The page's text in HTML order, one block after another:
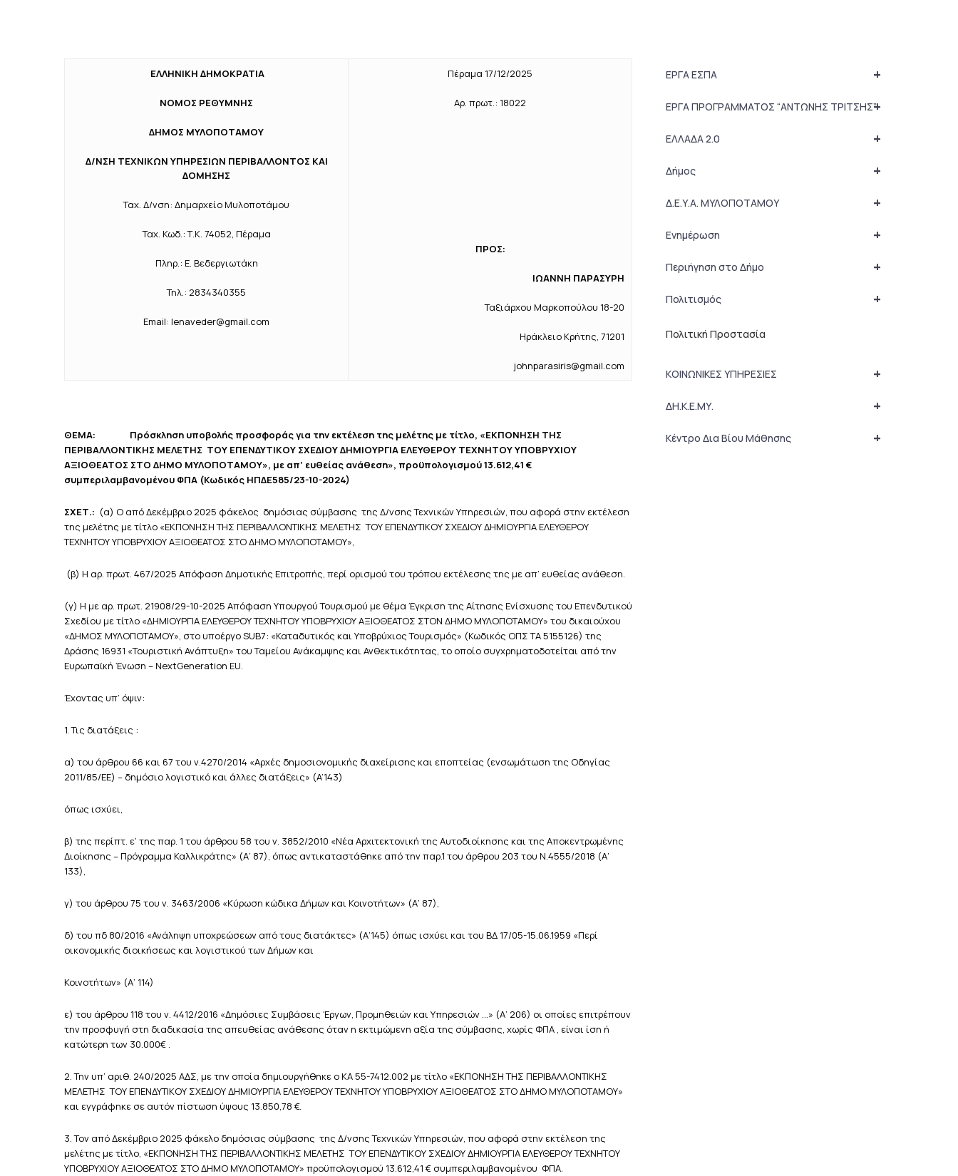
ΕΛΛΗΝΙΚΗ ΔΗΜΟΚΡΑΤΙΑ
ΝΟΜΟΣ ΡΕΘΥΜΝΗΣ
ΔΗΜΟΣ ΜΥΛΟΠΟΤΑΜΟΥ
Δ/ΝΣΗ ΤΕΧΝΙΚΩΝ ΥΠΗΡΕΣΙΩΝ ΠΕΡΙΒΑΛΛΟΝΤΟΣ ΚΑΙ
ΔΟΜΗΣΗΣ
Ταχ. Δ/νση: Δημαρχείο Μυλοποτάμου
Ταχ. Κωδ.: Τ.Κ. 74052, Πέραμα
Πληρ.: Ε. Βεδεργιωτάκη
Τηλ.: 2834340355
Email: lenaveder@gmail.com
Πέραμα 17/12/2025
Αρ. πρωτ.: 18022
ΠΡΟΣ:
ΙΩΑΝΝΗ ΠΑΡΑΣΥΡΗ
Ταξιάρχου Μαρκοπούλου 18-20
Ηράκλειο Κρήτης, 71201
johnparasiris@gmail.com
ΘΕΜΑ: Πρόσκληση υποβολής προσφοράς για την εκτέλεση της μελέτης με τίτλο, «ΕΚΠΟΝΗΣΗ ΤΗΣ
ΠΕΡΙΒΑΛΛΟΝΤΙΚΗΣ ΜΕΛΕΤΗΣ ΤΟΥ ΕΠΕΝΔΥΤΙΚΟΥ ΣΧΕΔΙΟΥ ΔΗΜΙΟΥΡΓΙΑ ΕΛΕΥΘΕΡΟΥ ΤΕΧΝΗΤΟΥ ΥΠΟΒΡΥΧΙΟΥ
ΑΞΙΟΘΕΑΤΟΣ ΣΤΟ ΔΗΜΟ ΜΥΛΟΠΟΤΑΜΟΥ», με απ’ ευθείας ανάθεση», προϋπολογισμού 13.612,41 €
συμπεριλαμβανομένου ΦΠΑ (Κωδικός ΗΠΔΕ585/23-10-2024)
ΣΧΕΤ.: (α) Ο από Δεκέμβριο 2025 φάκελος δημόσιας σύμβασης της Δ/νσης Τεχνικών Υπηρεσιών, που αφορά στην εκτέλεση
της μελέτης με τίτλο «ΕΚΠΟΝΗΣΗ ΤΗΣ ΠΕΡΙΒΑΛΛΟΝΤΙΚΗΣ ΜΕΛΕΤΗΣ ΤΟΥ ΕΠΕΝΔΥΤΙΚΟΥ ΣΧΕΔΙΟΥ ΔΗΜΙΟΥΡΓΙΑ ΕΛΕΥΘΕΡΟΥ
ΤΕΧΝΗΤΟΥ ΥΠΟΒΡΥΧΙΟΥ ΑΞΙΟΘΕΑΤΟΣ ΣΤΟ ΔΗΜΟ ΜΥΛΟΠΟΤΑΜΟΥ»,
(β) Η αρ. πρωτ. 467/2025 Απόφαση Δημοτικής Επιτροπής, περί ορισμού του τρόπου εκτέλεσης της με απ’ ευθείας ανάθεση.
(γ) Η με αρ. πρωτ. 21908/29-10-2025 Απόφαση Υπουργού Τουρισμού με θέμα Έγκριση της Αίτησης Ενίσχυσης του Επενδυτικού
Σχεδίου με τίτλο «ΔΗΜΙΟΥΡΓΙΑ ΕΛΕΥΘΕΡΟΥ ΤΕΧΝΗΤΟΥ ΥΠΟΒΡΥΧΙΟΥ ΑΞΙΟΘΕΑΤΟΣ ΣΤΟΝ ΔΗΜΟ ΜΥΛΟΠΟΤΑΜΟΥ» του δικαιούχου
«ΔΗΜΟΣ ΜΥΛΟΠΟΤΑΜΟΥ», στο υποέργο SUB7: «Καταδυτικός και Υποβρύχιος Τουρισμός» (Κωδικός ΟΠΣ ΤΑ 5155126) της
Δράσης 16931 «Τουριστική Ανάπτυξη» του Ταμείου Ανάκαμψης και Ανθεκτικότητας, το οποίο συγχρηματοδοτείται από την
Ευρωπαϊκή Ένωση – NextGeneration EU.
Έχοντας υπ’ όψιν:
1. Τις διατάξεις :
α) του άρθρου 66 και 67 του ν.4270/2014 «Αρχές δημοσιονομικής διαχείρισης και εποπτείας (ενσωμάτωση της Οδηγίας
2011/85/ΕΕ) – δημόσιο λογιστικό και άλλες διατάξεις» (A’143)
όπως ισχύει,
β) της περίπτ. ε’ της παρ. 1 του άρθρου 58 του ν. 3852/2010 «Νέα Αρχιτεκτονική της Αυτοδιοίκησης και της Αποκεντρωμένης
Διοίκησης – Πρόγραμμα Καλλικράτης» (Α’ 87), όπως αντικαταστάθηκε από την παρ.1 του άρθρου 203 του Ν.4555/2018 (Α’
133),
γ) του άρθρου 75 του ν. 3463/2006 «Κύρωση κώδικα Δήμων και Κοινοτήτων» (Α’ 87),
δ) του πδ 80/2016 «Ανάληψη υποχρεώσεων από τους διατάκτες» (Α’145) όπως ισχύει και του ΒΔ 17/05-15.06.1959 «Περί
οικονομικής διοικήσεως και λογιστικού των Δήμων και
Κοινοτήτων» (Α’ 114)
ε) του άρθρου 118 του ν. 4412/2016 «Δημόσιες Συμβάσεις Έργων, Προμηθειών και Υπηρεσιών …» (Α’ 206) οι οποίες επιτρέπουν
την προσφυγή στη διαδικασία της απευθείας ανάθεσης όταν η εκτιμώμενη αξία της σύμβασης, χωρίς ΦΠΑ , είναι ίση ή
κατώτερη των 30.000€ .
2. Την υπ’ αριθ. 240/2025 ΑΔΣ, με την οποία δημιουργήθηκε ο ΚΑ 55-7412.002 με τίτλο «ΕΚΠΟΝΗΣΗ ΤΗΣ ΠΕΡΙΒΑΛΛΟΝΤΙΚΗΣ
ΜΕΛΕΤΗΣ ΤΟΥ ΕΠΕΝΔΥΤΙΚΟΥ ΣΧΕΔΙΟΥ ΔΗΜΙΟΥΡΓΙΑ ΕΛΕΥΘΕΡΟΥ ΤΕΧΝΗΤΟΥ ΥΠΟΒΡΥΧΙΟΥ ΑΞΙΟΘΕΑΤΟΣ ΣΤΟ ΔΗΜΟ ΜΥΛΟΠΟΤΑΜΟΥ»
και εγγράφηκε σε αυτόν πίστωση ύψους 13.850,78 €.
3. Τον από Δεκέμβριο 2025 φάκελο δημόσιας σύμβασης της Δ/νσης Τεχνικών Υπηρεσιών, που αφορά στην εκτέλεση της
μελέτης με τίτλο, «ΕΚΠΟΝΗΣΗ ΤΗΣ ΠΕΡΙΒΑΛΛΟΝΤΙΚΗΣ ΜΕΛΕΤΗΣ ΤΟΥ ΕΠΕΝΔΥΤΙΚΟΥ ΣΧΕΔΙΟΥ ΔΗΜΙΟΥΡΓΙΑ ΕΛΕΥΘΕΡΟΥ ΤΕΧΝΗΤΟΥ
ΥΠΟΒΡΥΧΙΟΥ ΑΞΙΟΘΕΑΤΟΣ ΣΤΟ ΔΗΜΟ ΜΥΛΟΠΟΤΑΜΟΥ» προϋπολογισμού 13.612,41 € συμπεριλαμβανομένου ΦΠΑ.
+
ΕΡΓΑ ΕΣΠΑ
+
ΕΡΓΑ ΠΡΟΓΡΑΜΜΑΤΟΣ “ΑΝΤΩΝΗΣ ΤΡΙΤΣΗΣ”
+
ΕΛΛΑΔΑ 2.0
+
Δήμος
+
Δ.Ε.Υ.Α. ΜΥΛΟΠΟΤΑΜΟΥ
+
Ενημέρωση
+
Περιήγηση στο Δήμο
+
Πολιτισμός
Πολιτική Προστασία
+
ΚΟΙΝΩΝΙΚΕΣ ΥΠΗΡΕΣΙΕΣ
+
ΔΗ.Κ.Ε.ΜΥ.
+
Κέντρο Δια Βίου Μάθησης